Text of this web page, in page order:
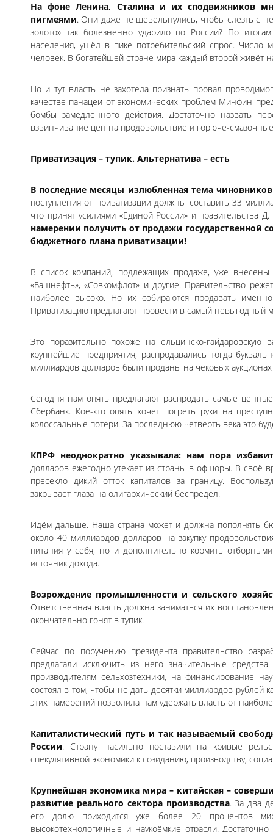
На фоне Ленина, Сталина и их сподвижников
пигмеями. Они даже не шевельнулись, чтобы слезть с
золото» так болезненно ударило по России? По
населения, ушёл в пике потребительский спрос.
человек. В богатейшей стране мира каждый второй живёт
Но и тут власть не захотела признать провал
качестве панацеи от экономических проблем Минфин
бомбы замедленного действия. Достаточно назвать
взвинчивание цен на продовольствие и горюче-
Приватизация – тупик. Альтернатива – есть
В последние месяцы излюбленная тема
поступления от приватизации должны составить 33
что принят усилиями «Единой России» и правительства
намерении получить от продажи государственной
бюджетного плана приватизации!
В список компаний, подлежащих продаже, уже внесены
«Башнефть», «Совкомфлот» и другие. Правительство
наиболее высоко. Но их собираются продавать
Приватизацию предлагают провести в самый невыгодный
Это поразительно похоже на ельцинско-
крупнейшие предприятия, распродавались тогда
миллиардов долларов были проданы на чековых
Сегодня нам опять предлагают распродать самые
Сбербанк. Кое-кто опять хочет погреть руки на
колоссальные потери. За последнюю четверть века это
КПРФ неоднократно указывала: нам пора
долларов ежегодно утекает из страны в офшоры. В своё
пресекло дикий отток капиталов за границу.
закрывает глаза на олигархический беспредел.
Идём дальше. Наша страна может и должна пополнять
около 40 миллиардов долларов на закупку
питания у себя, но и дополнительно кормить
источник дохода.
Возрождение промышленности и сельского
Ответственная власть должна заниматься их
окончательно гонят в тупик.
Сейчас по поручению президента правительство
предлагали исключить из него значительные
производителям сельхозтехники, на финансирование
состоял в том, чтобы не дать десятки миллиардов рублей
этих намерений позволила нам удержать власть от
Капиталистический путь и так называемый
России. Страну насильно поставили на кривые
спекулятивной экономики к созиданию, производству,
Крупнейшая экономика мира – китайская –
развитие реального сектора производства. За два
его долю приходится уже более 20 процентов
высокотехнологичные и наукоёмкие отрасли.